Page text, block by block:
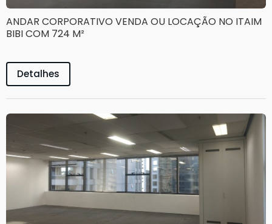
ANDAR CORPORATIVO VENDA OU LOCAÇÃO NO ITAIM
BIBI COM 724 M²
Detalhes